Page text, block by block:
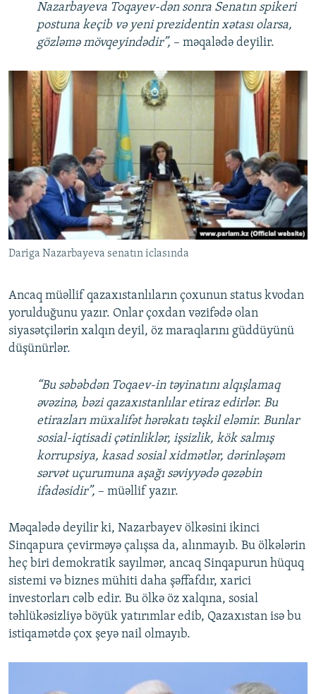
Nazarbayeva Toqayev-dən sonra Senatın spikeri
postuna keçib və yeni prezidentin xətası olarsa,
gözləmə mövqeyindədir”, – məqalədə deyilir.
Dariga Nazarbayeva senatın iclasında
Ancaq müəllif qazaxıstanlıların çoxunun status kvodan
yorulduğunu yazır. Onlar çoxdan vəzifədə olan
siyasətçilərin xalqın deyil, öz maraqlarını güddüyünü
düşünürlər.
“Bu səbəbdən Toqaev-in təyinatını alqışlamaq
əvəzinə, bəzi qazaxıstanlılar etiraz edirlər. Bu
etirazları müxalifət hərəkatı təşkil eləmir. Bunlar
sosial-iqtisadi çətinliklər, işsizlik, kök salmış
korrupsiya, kasad sosial xidmətlər, dərinləşəm
sərvət uçurumuna aşağı səviyyədə qəzəbin
ifadəsidir”, – müəllif yazır.
Məqalədə deyilir ki, Nazarbayev ölkəsini ikinci
Sinqapura çevirməyə çalışsa da, alınmayıb. Bu ölkələrin
heç biri demokratik sayılmər, ancaq Sinqapurun hüquq
sistemi və biznes mühiti daha şəffafdır, xarici
investorları cəlb edir. Bu ölkə öz xalqına, sosial
təhlükəsizliyə böyük yatırımlar edib, Qazaxıstan isə bu
istiqamətdə çox şeyə nail olmayıb.